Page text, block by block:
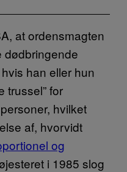
at ordensmagten
dødbringende
han eller hun
trussel” for
hvilket
af, hvorvidt
og
i 1985 slog